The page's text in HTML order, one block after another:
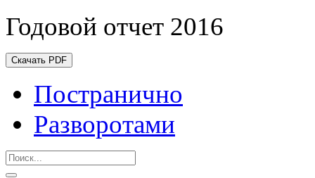
Годовой отчет 2016
Скачать PDF
Постранично
Разворотами